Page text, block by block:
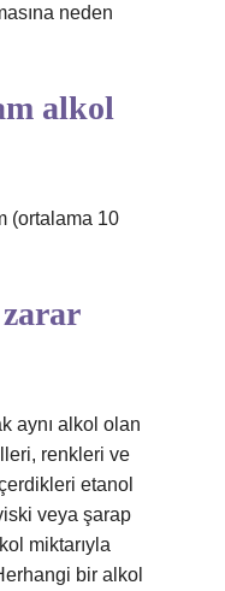
neden
alkol
(ortalama 10
aynı alkol olan
renkleri ve
etanol
veya şarap
miktarıyla
bir alkol